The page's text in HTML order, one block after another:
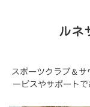
ルネ
スポーツクラブ＆ サ
ービスやサポートで